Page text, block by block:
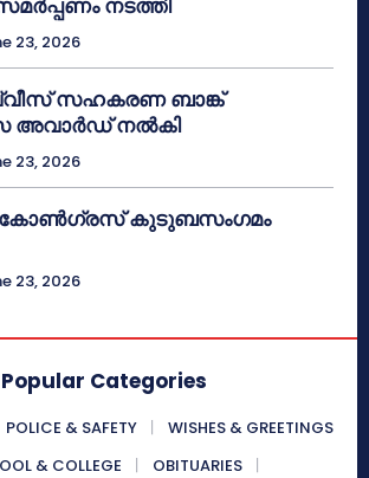
23, 2026
സഹകരണ ബാങ്ക്
അവാർഡ് നൽകി
23, 2026
കോൺഗ്രസ് കുടുബസംഗമം
23, 2026
Popular Categories
POLICE & SAFETY
WISHES & GREETINGS
& COLLEGE
OBITUARIES